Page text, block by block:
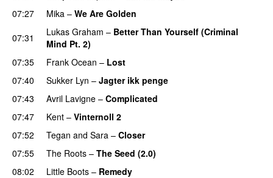
07:27
Mika – We Are Golden
07:31
Lukas Graham – Better Than Yourself (Criminal
Mind Pt. 2)
07:35
Frank Ocean – Lost
07:40
Sukker Lyn – Jagter ikk penge
07:43
Avril Lavigne – Complicated
07:47 Kent – Vinternoll 2
07:52
Tegan and Sara – Closer
07:55
The Roots – The Seed (2.0)
08:02 Little Boots – Remedy